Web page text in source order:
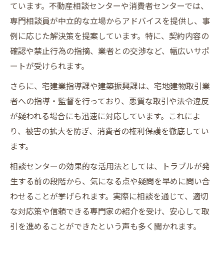
ています。不動産相談センターや消費者センターでは、
専門相談員が中立的な立場からアドバイスを提供し、事
例に応じた解決策を提案しています。特に、契約内容の
確認や禁止行為の指摘、業者との交渉など、幅広いサポ
ートが受けられます。
さらに、宅建業指導課や建築振興課は、宅地建物取引業
者への指導・監督を行っており、悪質な取引や法令違反
が疑われる場合にも迅速に対応しています。これによ
り、被害の拡大を防ぎ、消費者の権利保護を徹底してい
ます。
相談センターの効果的な活用法としては、トラブルが発
生する前の段階から、気になる点や疑問を早めに問い合
わせることが挙げられます。実際に相談を通じて、適切
な対応策や信頼できる専門家の紹介を受け、安心して取
引を進めることができたという声も多く聞かれます。